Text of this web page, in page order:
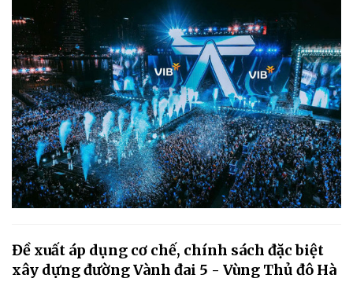
Đề xuất áp dụng cơ chế, chính sách đặc biệt
xây dựng đường Vành đai 5 - Vùng Thủ đô Hà